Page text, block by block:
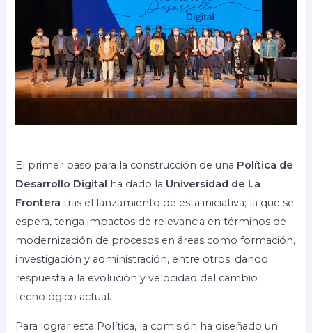
El primer paso para la construcción de una Política de
Desarrollo Digital ha dado la Universidad de La
Frontera tras el lanzamiento de esta iniciativa; la que se
espera, tenga impactos de relevancia en términos de
modernización de procesos en áreas como formación,
investigación y administración, entre otros; dando
respuesta a la evolución y velocidad del cambio
tecnológico actual.
Para lograr esta Política, la comisión ha diseñado un